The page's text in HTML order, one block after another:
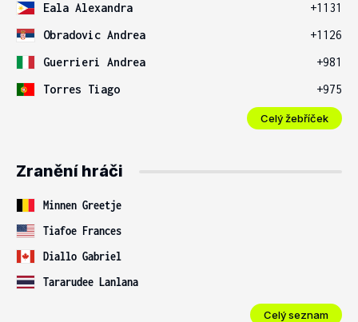
Eala Alexandra
+1131
Obradovic Andrea
+1126
Guerrieri Andrea
+981
Torres Tiago
+975
Celý žebříček
Zranění hráči
Minnen Greetje
Tiafoe Frances
Diallo Gabriel
Tararudee Lanlana
Celý seznam